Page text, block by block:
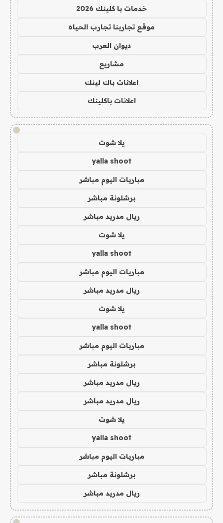
خدمات با كلينك 2026
موقع تجاربنا تجارب الحياه
ديوان العرب
مشاريع
اعلانات باك لينك
اعلانات باكلينك
!
يلا شوت
yalla shoot
مباريات اليوم مباشر
برشلونة مباشر
ريال مدريد مباشر
يلا شوت
yalla shoot
مباريات اليوم مباشر
ريال مدريد مباشر
يلا شوت
yalla shoot
مباريات اليوم مباشر
برشلونة مباشر
ريال مدريد مباشر
ريال مدريد مباشر
يلا شوت
yalla shoot
مباريات اليوم مباشر
برشلونة مباشر
ريال مدريد مباشر